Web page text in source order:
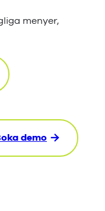
menyer,
demo